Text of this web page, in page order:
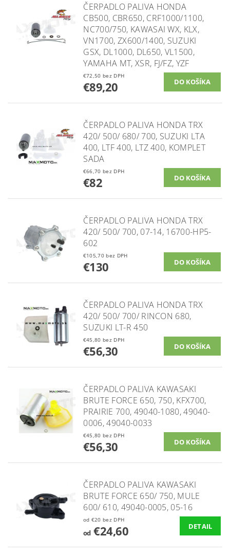
ČERPADLO PALIVA HONDA
CB500, CBR650, CRF1000/1100,
NC700/750, KAWASAI WX, KLX,
VN1700, ZX600/1400, SUZUKI
GSX, DL1000, DL650, VL1500,
YAMAHA MT, XSR, FJ/FZ, YZF
€72,50 bez DPH
€89,20
ČERPADLO PALIVA HONDA TRX
420/ 500/ 680/ 700, SUZUKI LTA
400, LTF 400, LTZ 400, KOMPLET
SADA
€66,70 bez DPH
€82
ČERPADLO PALIVA HONDA TRX
420/ 500/ 700, 07-14, 16700-HP5-
602
€105,70 bez DPH
€130
ČERPADLO PALIVA HONDA TRX
420/ 500/ 700/ RINCON 680,
SUZUKI LT-R 450
€45,80 bez DPH
€56,30
ČERPADLO PALIVA KAWASAKI
BRUTE FORCE 650, 750, KFX700,
PRAIRIE 700, 49040-1080, 49040-
0006, 49040-0033
€45,80 bez DPH
€56,30
ČERPADLO PALIVA KAWASAKI
BRUTE FORCE 650/ 750, MULE
600/ 610, 49040-0005, 05-16
od €20 bez DPH
od€24,60 DETAIL